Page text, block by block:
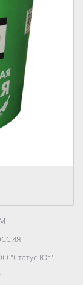
"Статус-Юг"